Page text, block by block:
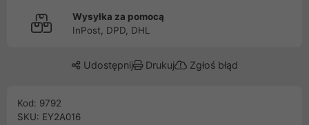
Wysyłka za pomocą
InPost, DPD, DHL
Udostępnij Drukuj Zgłoś błąd
Kod: 9792
SKU: EY2A016